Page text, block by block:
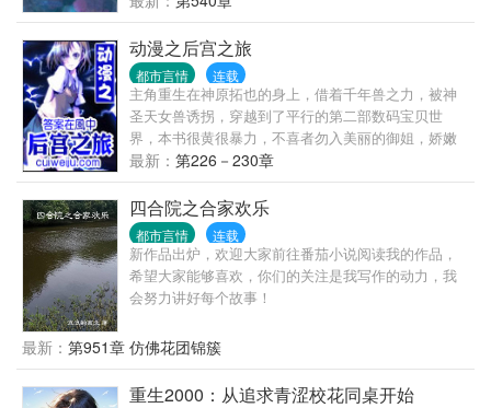
拥有无数粉丝的女明星！
动漫之后宫之旅
都市言情 连载
主角重生在神原拓也的身上，借着千年兽之力，被神
圣天女兽诱拐，穿越到了平行的第二部数码宝贝世
界，本书很黄很暴力，不喜者勿入美丽的御姐，娇嫩
的萝莉，还有诱人的人妻，加上柯南世界的所有美
女，配上最终幻想的蒂法，十八禁之中的 各色美女将
臣服在主角那强大的力量下。
最新： 第226－230章
四合院之合家欢乐
都市言情 连载
新作品出炉，欢迎大家前往番茄小说阅读我的作品，
希望大家能够喜欢，你们的关注是我写作的动力，我
会努力讲好每个故事！
最新： 第951章 仿佛花团锦簇
重生2000：从追求青涩校花同桌开始